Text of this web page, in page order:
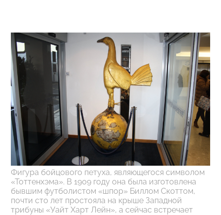
Фигура бойцового петуха, являющегося символом
«Тоттенхэма». В 1909 году она была изготовлена
бывшим футболистом «шпор» Биллом Скоттом,
почти сто лет простояла на крыше Западной
трибуны «Уайт Харт Лейн», а сейчас встречает